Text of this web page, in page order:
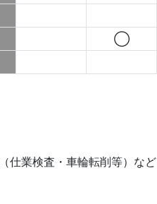
◯
仕業検査・車輪転削等）など